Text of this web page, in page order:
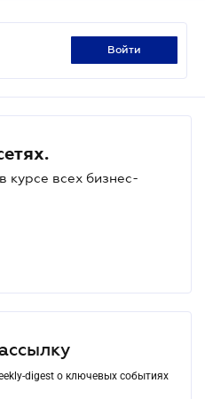
войти
курсе всех бизнес-
digest о ключевых событиях